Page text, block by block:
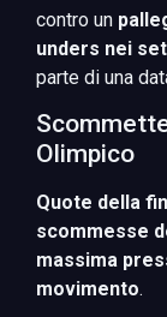
contro un
unders nei set
parte di una
Olimpico
Quote della
scommesse
massima
movimento.